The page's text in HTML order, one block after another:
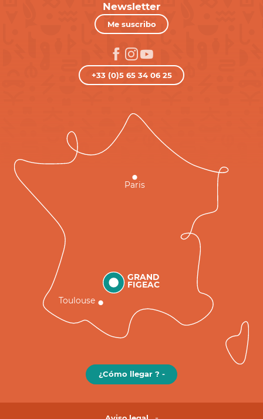
Newsletter
Me suscribo
+33 (0)5 65 34 06 25
GRAND
FIGEAC
Toulouse
Paris
¿Cómo llegar ? -